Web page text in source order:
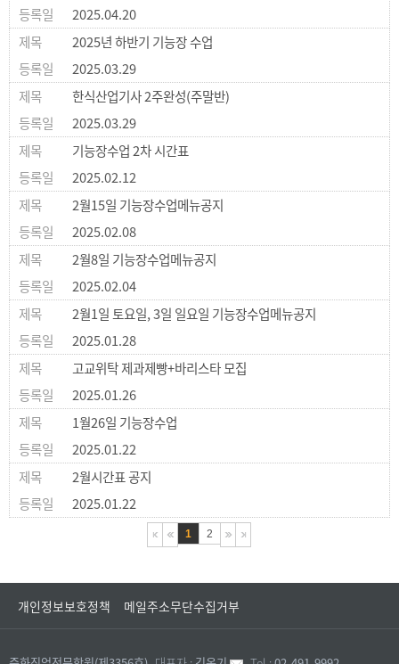
2025.04.20
2025년 하반기 기능장 수업
2025.03.29
한식산업기사 2주완성(주말반)
2025.03.29
기능장수업 2차 시간표
2025.02.12
2월15일 기능장수업메뉴공지
2025.02.08
2월8일 기능장수업메뉴공지
2025.02.04
2월1일 토요일, 3일 일요일 기능장수업메뉴공지
2025.01.28
고교위탁 제과제빵+바리스타 모집
2025.01.26
1월26일 기능장수업
2025.01.22
2월시간표 공지
2025.01.22
1 2
개인정보보호정책 메일주소무단수집거부